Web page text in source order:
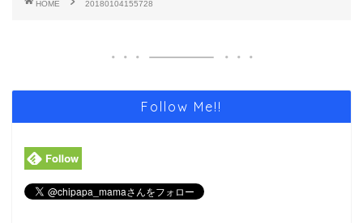
HOME 20180104155728
Follow Me!!